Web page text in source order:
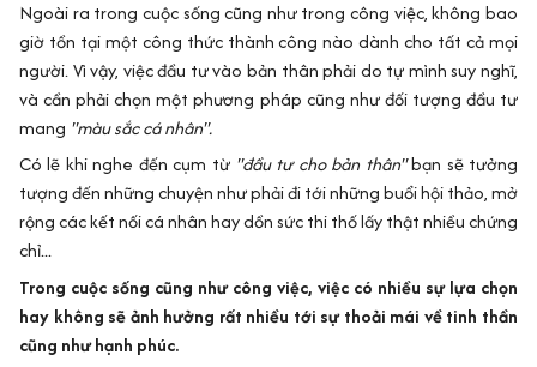
Ngoài ra trong cuộc sống cũng như trong công việc, không bao
giờ tồn tại một công thức thành công nào dành cho tất cả mọi
người. Vì vậy, việc đầu tư vào bản thân phải do tự mình suy nghĩ,
và cần phải chọn một phương pháp cũng như đối tượng đầu tư
mang "màu sắc cá nhân".
Có lẽ khi nghe đến cụm từ "đầu tư cho bản thân"bạn sẽ tưởng
tượng đến những chuyện như phải đi tới những buổi hội thảo, mở
rộng các kết nối cá nhân hay dồn sức thi thố lấy thật nhiều chứng
chỉ...
Trong cuộc sống cũng như công việc, việc có nhiều sự lựa chọn
hay không sẽ ảnh hưởng rất nhiều tới sự thoải mái về tinh thần
cũng như hạnh phúc.